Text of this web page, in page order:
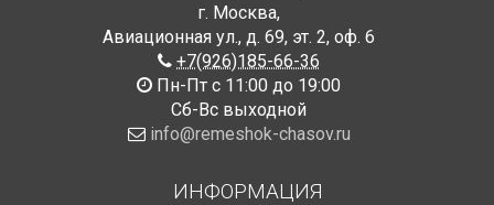
г. Москва,
Авиационная ул., д. 69, эт. 2, оф. 6
+7(926)185-66-36
Пн-Пт с 11:00 до 19:00
Сб-Вс выходной
info@remeshok-chasov.ru
ИНФОРМАЦИЯ